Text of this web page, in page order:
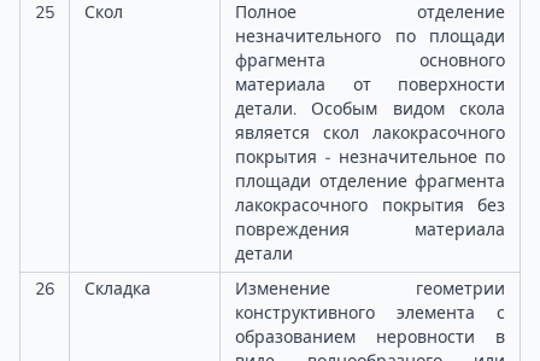
25
Скол
Полное отделение
незначительного по площади
фрагмента основного
материала от поверхности
детали. Особым видом скола
является скол лакокрасочного
покрытия - незначительное по
площади отделение фрагмента
лакокрасочного покрытия без
повреждения материала
детали
26
Складка
Изменение геометрии
конструктивного элемента с
образованием неровности в